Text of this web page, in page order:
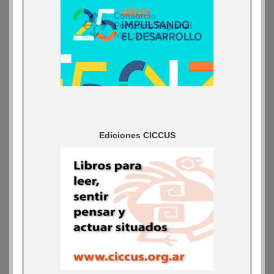
Ediciones CICCUS